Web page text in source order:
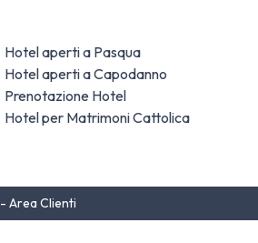
Hotel aperti a Pasqua
Hotel aperti a Capodanno
Prenotazione Hotel
Hotel per Matrimoni Cattolica
- Area Clienti